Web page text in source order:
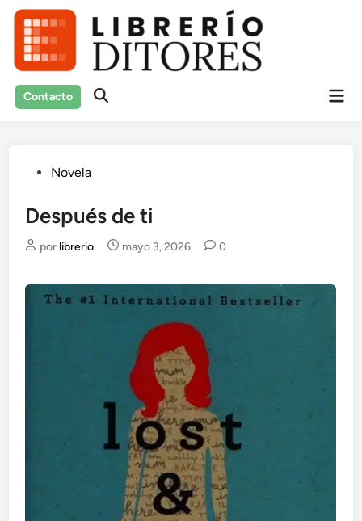
Saltar
contenido
Contacto
Abrir
Publicado
Novela
Después de ti
por librerio mayo 3, 2026 0